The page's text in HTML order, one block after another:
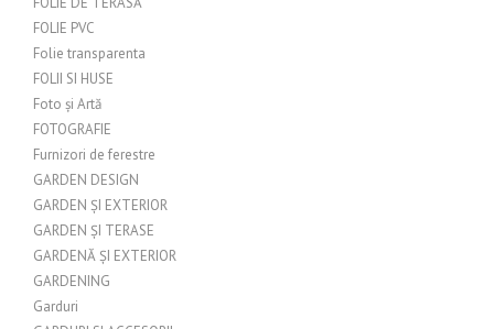
FOLIE PVC
Folie transparenta
FOLII SI HUSE
Foto și Artă
FOTOGRAFIE
Furnizori de ferestre
GARDEN DESIGN
GARDEN ȘI EXTERIOR
GARDEN ȘI TERASE
GARDENĂ ȘI EXTERIOR
GARDENING
Garduri